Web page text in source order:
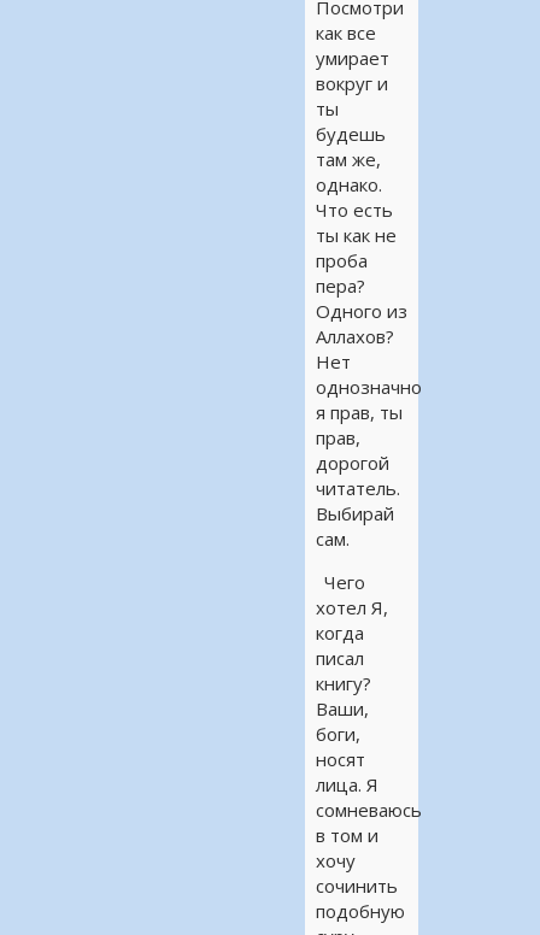
Посмотри
как все
умирает
вокруг и
ты
будешь
там же,
однако.
Что есть
ты как не
проба
пера?
Одного из
Аллахов?
Нет
однозначно
я прав, ты
прав,
дорогой
читатель.
Выбирай
сам.
Чего
хотел Я,
когда
писал
книгу?
Ваши,
боги,
носят
лица. Я
сомневаюсь
в том и
хочу
сочинить
подобную